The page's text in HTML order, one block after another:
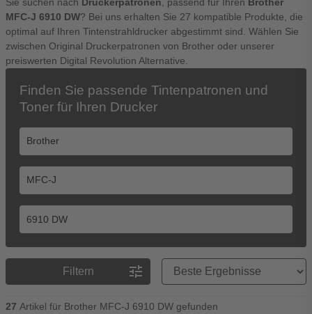
Sie suchen nach Druckerpatronen, passend für Ihren Brother
MFC-J 6910 DW? Bei uns erhalten Sie 27 kompatible Produkte, die
optimal auf Ihren Tintenstrahldrucker abgestimmt sind. Wählen Sie
zwischen Original Druckerpatronen von Brother oder unserer
preiswerten Digital Revolution Alternative.
Finden Sie passende Tintenpatronen und
Toner für Ihren Drucker
Filtern tune
Preisreihenfolge
27 Artikel für Brother MFC-J 6910 DW gefunden